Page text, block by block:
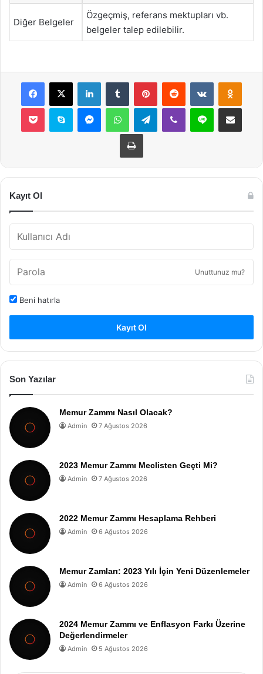
Diğer Belgeler
Özgeçmiş, referans mektupları vb.
belgeler talep edilebilir.
Facebook
X LinkedInTumblr PinterestReddit VKontakte
Pocket Skype MessengerWhatsAppTelegramViber Line E-Posta ile
Yazdır
Kayıt Ol
Unuttunuz mu?
Beni hatırla
Kayıt Ol
Son Yazılar
Memur Zammı Nasıl Olacak?
Admin 7 Ağustos 2026
2023 Memur Zammı Meclisten Geçti Mi?
Admin 7 Ağustos 2026
2022 Memur Zammı Hesaplama Rehberi
Admin 6 Ağustos 2026
Memur Zamları: 2023 Yılı İçin Yeni Düzenlemeler
Admin 6 Ağustos 2026
2024 Memur Zammı ve Enflasyon Farkı Üzerine
Değerlendirmeler
Admin 5 Ağustos 2026